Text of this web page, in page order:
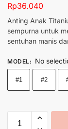
Rp36.040
Anting Anak
sempurna untuk
sentuhan manis
MODEL : No
#1 #2